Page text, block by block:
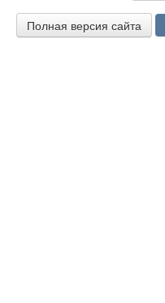
Полная версия сайта